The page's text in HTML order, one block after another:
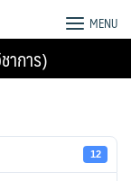
MENU
าการ)
12